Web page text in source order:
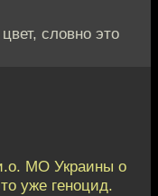
словно это
МО Украины о
уже геноцид.